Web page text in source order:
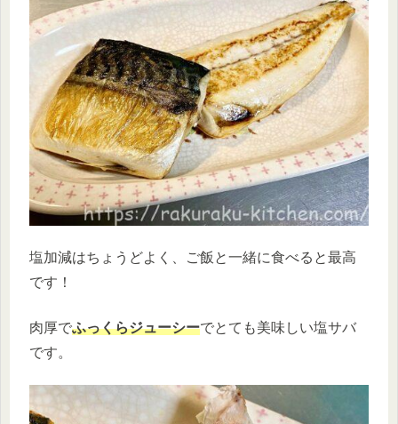
塩加減はちょうどよく、ご飯と一緒に食べると最高
です！
肉厚でふっくらジューシーでとても美味しい塩サバ
です。